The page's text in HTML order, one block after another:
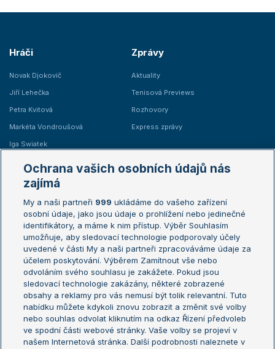
Hráči
Novak Djokovič
Jiří Lehečka
Petra Kvitová
Markéta Vondroušová
Iga Swiatek
Zprávy
Aktuality
Tenisová Previews
Rozhovory
Express zprávy
Žebříčky
Žebříček ATP (muži)
Žebříček WTA (ženy)
Sázkařský žebříček
Australian Open
French Open
Wimbledon
US Open
Turnaj mistrů
Turnaj mistryň
Aktualní trendy
Fotbalové přestupy
Livesport Daily
Ochrana vašich osobních údajů nás
zajímá
My a naši partneři 999 ukládáme do vašeho zařízení
osobní údaje, jako jsou údaje o prohlížení nebo jedinečné
identifikátory, a máme k nim přístup. Výběr Souhlasím
umožňuje, aby sledovací technologie podporovaly účely
uvedené v části My a naši partneři zpracováváme údaje za
účelem poskytování. Výběrem Zamítnout vše nebo
odvoláním svého souhlasu je zakážete. Pokud jsou
sledovací technologie zakázány, některé zobrazené
obsahy a reklamy pro vás nemusí být tolik relevantní. Tuto
nabídku můžete kdykoli znovu zobrazit a změnit své volby
nebo souhlas odvolat kliknutím na odkaz Řízení předvoleb
ve spodní části webové stránky. Vaše volby se projeví v
našem Internetová stránka. Další podrobnosti naleznete v